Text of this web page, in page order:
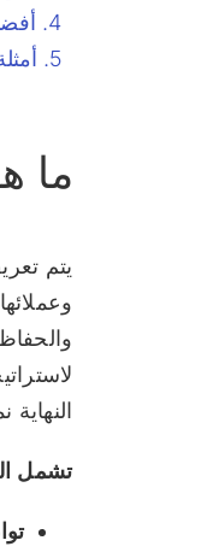
أفضل 18 استراتيجية
ما
يتم
النهاية
تشمل